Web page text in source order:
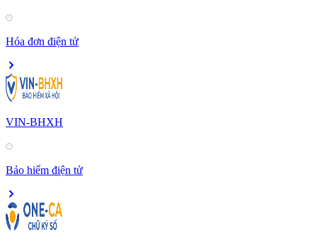
Hóa đơn điện tử
VIN-BHXH
Bảo hiểm điện tử